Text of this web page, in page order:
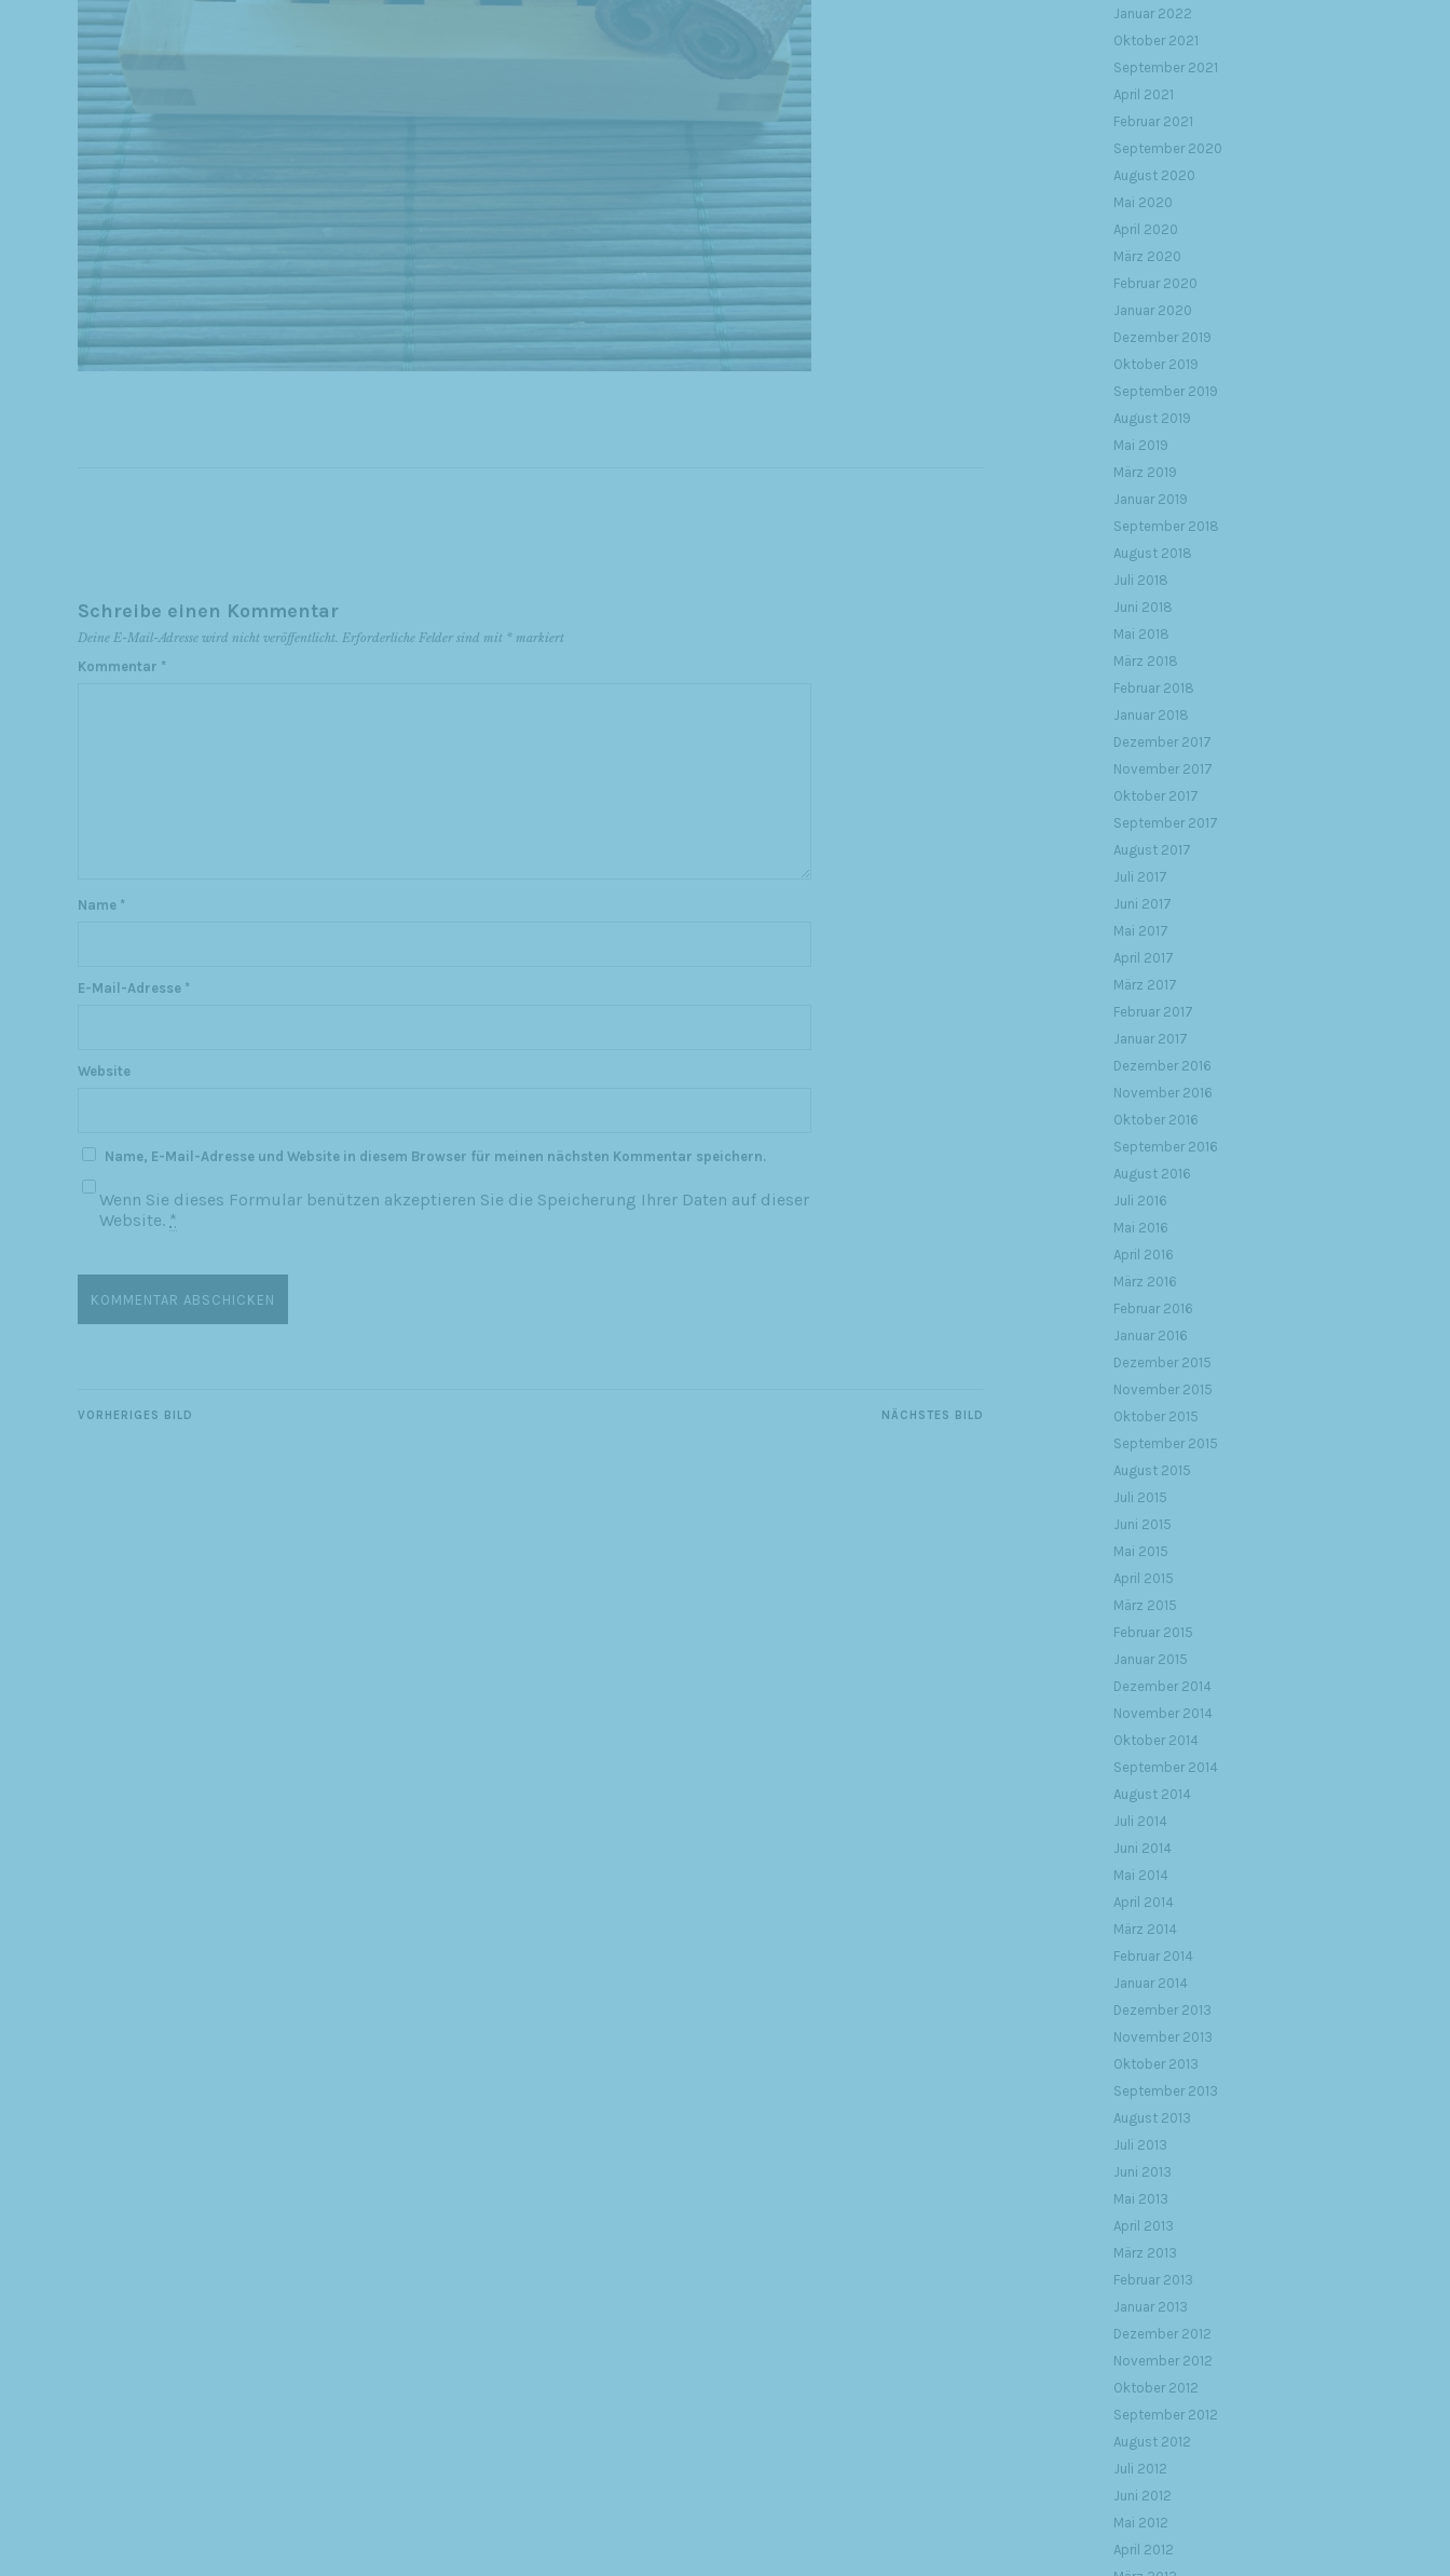
Schreibe einen Kommentar
Deine E-Mail-Adresse wird nicht veröffentlicht. Erforderliche Felder sind mit * markiert
Kommentar *
Name *
E-Mail-Adresse *
Website
Name, E-Mail-Adresse und Website in diesem Browser für meinen nächsten Kommentar speichern.
Wenn Sie dieses Formular benützen akzeptieren Sie die Speicherung Ihrer Daten auf dieser
Website. *
NÄCHSTES BILD
VORHERIGES BILD
Januar 2022
Oktober 2021
September 2021
April 2021
Februar 2021
September 2020
August 2020
Mai 2020
April 2020
März 2020
Februar 2020
Januar 2020
Dezember 2019
Oktober 2019
September 2019
August 2019
Mai 2019
März 2019
Januar 2019
September 2018
August 2018
Juli 2018
Juni 2018
Mai 2018
März 2018
Februar 2018
Januar 2018
Dezember 2017
November 2017
Oktober 2017
September 2017
August 2017
Juli 2017
Juni 2017
Mai 2017
April 2017
März 2017
Februar 2017
Januar 2017
Dezember 2016
November 2016
Oktober 2016
September 2016
August 2016
Juli 2016
Mai 2016
April 2016
März 2016
Februar 2016
Januar 2016
Dezember 2015
November 2015
Oktober 2015
September 2015
August 2015
Juli 2015
Juni 2015
Mai 2015
April 2015
März 2015
Februar 2015
Januar 2015
Dezember 2014
November 2014
Oktober 2014
September 2014
August 2014
Juli 2014
Juni 2014
Mai 2014
April 2014
März 2014
Februar 2014
Januar 2014
Dezember 2013
November 2013
Oktober 2013
September 2013
August 2013
Juli 2013
Juni 2013
Mai 2013
April 2013
März 2013
Februar 2013
Januar 2013
Dezember 2012
November 2012
Oktober 2012
September 2012
August 2012
Juli 2012
Juni 2012
Mai 2012
April 2012